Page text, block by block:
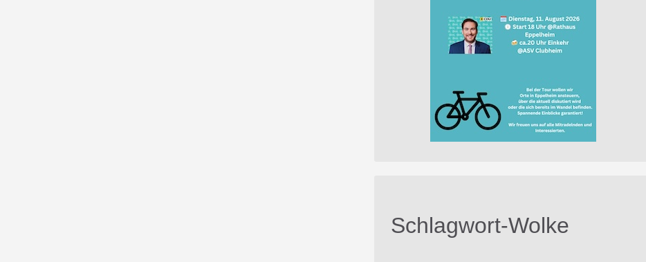
Schlagwort-Wolke